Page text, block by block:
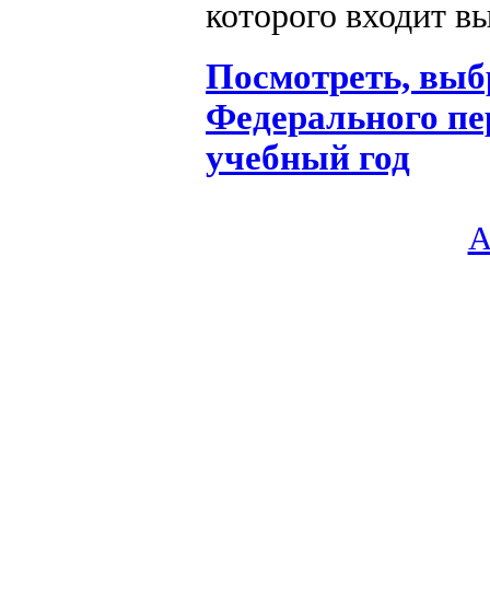
которого входит
Посмотреть,
Федерального
учебный год